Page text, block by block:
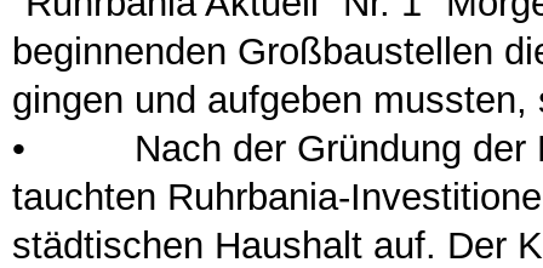
beginnenden Großbaustellen
gingen und aufgeben
• Nach der Gründung der
tauchten Ruhrbania-
städtischen Haushalt auf. Der